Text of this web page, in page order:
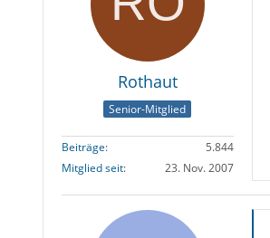
Rothaut
Senior-Mitglied
Beiträge
5.844
Mitglied seit
23. Nov. 2007